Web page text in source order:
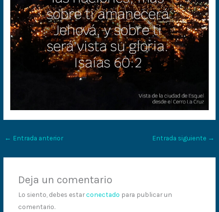
← Entrada anterior Entrada siguiente →
Deja un comentario
Lo siento, debes estarconectado para publicar un
comentario.